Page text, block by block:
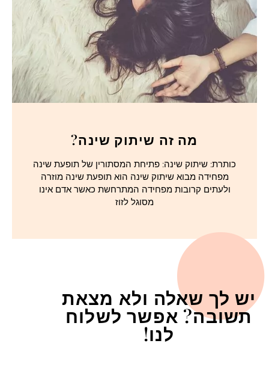
מה זה שיתוק שינה?
כותרת: שיתוק שינה: פתיחת המסתורין של תופעת שינה
מפחידה מבוא שיתוק שינה הוא תופעת שינה מוזרה
ולעתים קרובות מפחידה המתרחשת כאשר אדם אינו
מסוגל לזוז
יש לך שאלה ולא מצאת
תשובה? אפשר לשלוח
לנו!